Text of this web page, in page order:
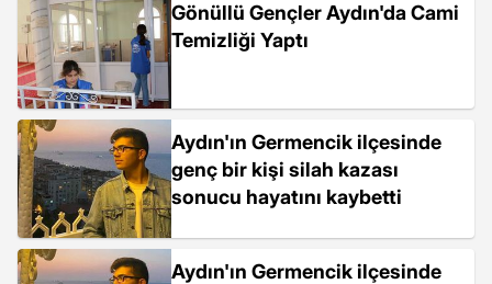
Gönüllü Gençler Aydın'da Cami
Temizliği Yaptı
Aydın'ın Germencik ilçesinde
genç bir kişi silah kazası
sonucu hayatını kaybetti
Aydın'ın Germencik ilçesinde